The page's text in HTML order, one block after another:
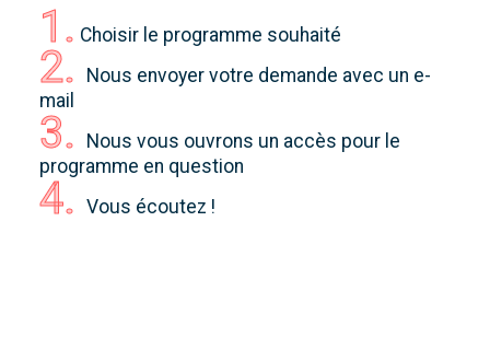
1. Choisir le programme souhaité
2.
Nous envoyer votre demande avec un e-
mail
3.
Nous vous ouvrons un accès pour le
programme en question
4. Vous écoutez !